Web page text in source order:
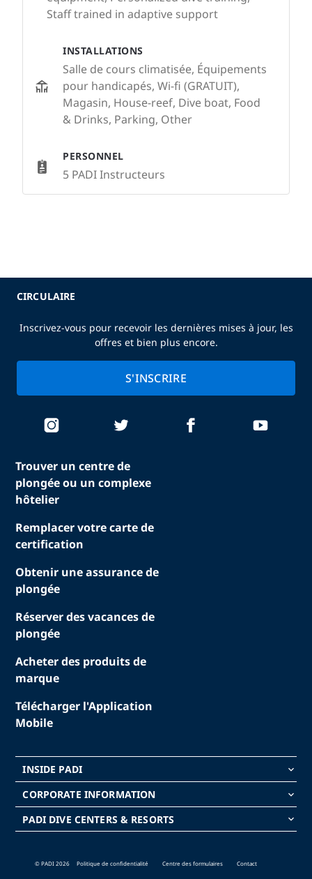
Staff trained in adaptive support
INSTALLATIONS
Salle de cours climatisée, Équipements
pour handicapés, Wi-fi (GRATUIT),
Magasin, House-reef, Dive boat, Food
& Drinks, Parking, Other
PERSONNEL
5 PADI Instructeurs
Trouver un centre de
plongée ou un complexe
hôtelier
Remplacer votre carte de
certification
Obtenir une assurance de
plongée
Réserver des vacances de
plongée
Acheter des produits de
marque
Télécharger l'Application
Mobile
INSIDE PADI keyboard_arrow_down
CORPORATE INFORMATION keyboard_arrow_down
PADI DIVE CENTERS & RESORTS keyboard_arrow_down
CIRCULAIRE
Inscrivez-vous pour recevoir les dernières mises à jour, les
offres et bien plus encore.
S'INSCRIRE
© PADI 2026 Politique de confidentialité Centre des formulaires Contact